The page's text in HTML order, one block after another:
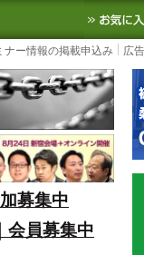
トなど国内外の最
ナー情報の掲載申込み 広
募集中
会員募集中